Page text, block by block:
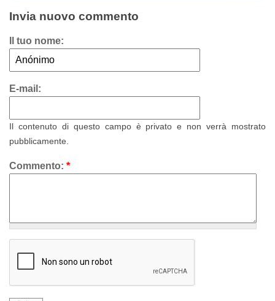
Invia nuovo commento
Il tuo nome:
E-mail:
Il contenuto di questo campo è privato e non verrà mostrato
pubblicamente.
Commento: *